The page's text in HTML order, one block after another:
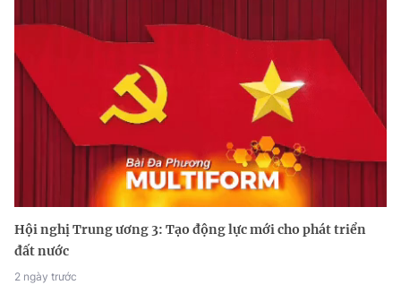
Hội nghị Trung ương 3: Tạo động lực mới cho phát triển
đất nước
2 ngày trước